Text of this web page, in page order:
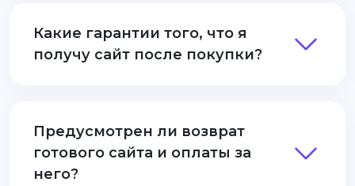
Какие гарантии того, что я
получу сайт после покупки?
Предусмотрен ли возврат
готового сайта и оплаты за
него?